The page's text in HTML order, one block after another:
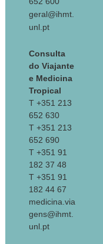
geral@ihmt.
unl.pt
Consulta
do Viajante
e Medicina
Tropical
T +351 213
652 630
T +351 213
652 690
T +351 91
182 37 48
T +351 91
182 44 67
medicina.via
gens@ihmt.
unl.pt